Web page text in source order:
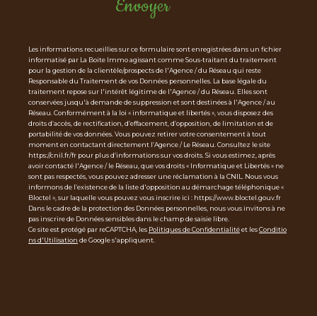
Envoyer
Les informations recueillies sur ce formulaire sont enregistrées dans un fichier
informatisé par La Boite Immo agissant comme Sous-traitant du traitement
pour la gestion de la clientèle/prospects de l'Agence / du Réseau qui reste
Responsable du Traitement de vos Données personnelles. La base légale du
traitement repose sur l'intérêt légitime de l'Agence / du Réseau. Elles sont
conservées jusqu'à demande de suppression et sont destinées à l'Agence / au
Réseau. Conformément à la loi « informatique et libertés », vous disposez des
droits d’accès, de rectification, d’effacement, d’opposition, de limitation et de
portabilité de vos données. Vous pouvez retirer votre consentement à tout
moment en contactant directement l’Agence / Le Réseau. Consultez le site
https://cnil.fr/fr pour plus d’informations sur vos droits. Si vous estimez, après
avoir contacté l'Agence / le Réseau, que vos droits « Informatique et Libertés » ne
sont pas respectés, vous pouvez adresser une réclamation à la CNIL. Nous vous
informons de l’existence de la liste d'opposition au démarchage téléphonique «
Bloctel », sur laquelle vous pouvez vous inscrire ici : https://www.bloctel.gouv.fr
Dans le cadre de la protection des Données personnelles, nous vous invitons à ne
pas inscrire de Données sensibles dans le champ de saisie libre.
Ce site est protégé par reCAPTCHA, les Politiques de Confidentialitéet lesConditio
ns d'Utilisation de Google s'appliquent.